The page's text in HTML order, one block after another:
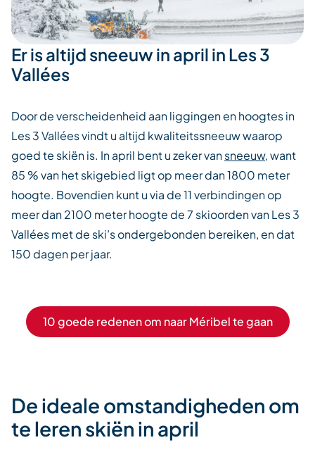
Er is altijd sneeuw in april in Les 3
Vallées
Door de verscheidenheid aan liggingen en hoogtes in
Les 3 Vallées vindt u altijd kwaliteitssneeuw waarop
goed te skiën is. In april bent u zeker vansneeuw, want
85 % van het skigebied ligt op meer dan 1800 meter
hoogte. Bovendien kunt u via de 11 verbindingen op
meer dan 2100 meter hoogte de 7 skioorden van Les 3
Vallées met de ski’s ondergebonden bereiken, en dat
150 dagen per jaar.
10 goede redenen om naar Méribel te gaan
De ideale omstandigheden om
te leren skiën in april